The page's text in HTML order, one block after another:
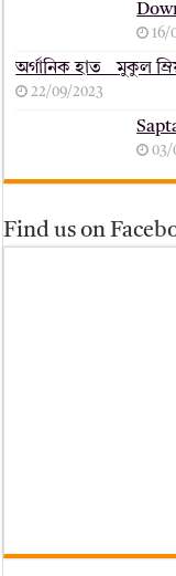
16/
অর্গানিক হাত _ মুকুল
22/09/2023
03/
Find us on